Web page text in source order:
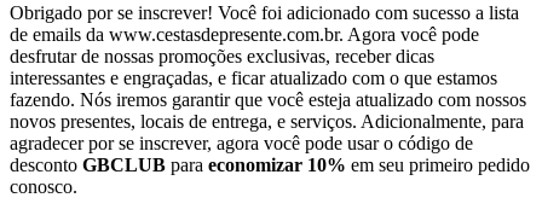
Obrigado por se inscrever! Você foi adicionado com sucesso a lista
de emails da www.cestasdepresente.com.br. Agora você pode
desfrutar de nossas promoções exclusivas, receber dicas
interessantes e engraçadas, e ficar atualizado com o que estamos
fazendo. Nós iremos garantir que você esteja atualizado com nossos
novos presentes, locais de entrega, e serviços. Adicionalmente, para
agradecer por se inscrever, agora você pode usar o código de
desconto GBCLUB para economizar 10% em seu primeiro pedido
conosco.